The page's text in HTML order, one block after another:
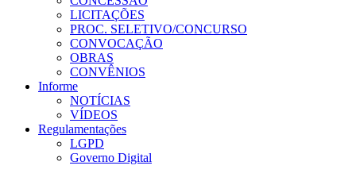
LICITAÇÕES
PROC. SELETIVO/CONCURSO
CONVOCAÇÃO
OBRAS
CONVÊNIOS
Informe
NOTÍCIAS
VÍDEOS
Regulamentações
LGPD
Governo Digital